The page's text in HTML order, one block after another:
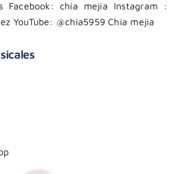
Facebook: chía mejia Instagram :
YouTube: @chia5959 Chía mejia